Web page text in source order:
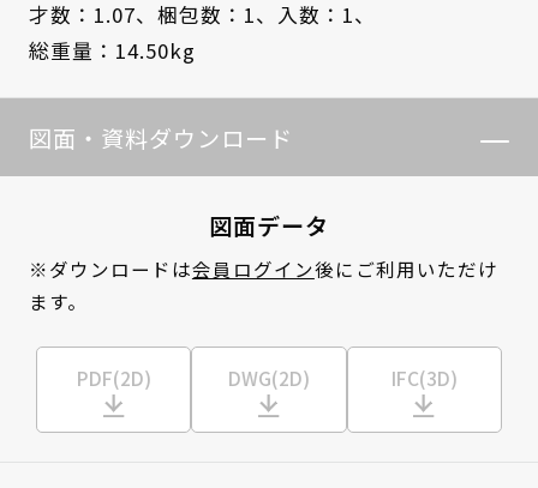
才数：1.07、 梱包数：1、 入数：1、
総重量：14.50kg
図面・資料ダウンロード
図面データ
※ダウンロードは会員ログイン後にご利用いただけ
ます。
PDF(2D) DWG(2D) IFC(3D)